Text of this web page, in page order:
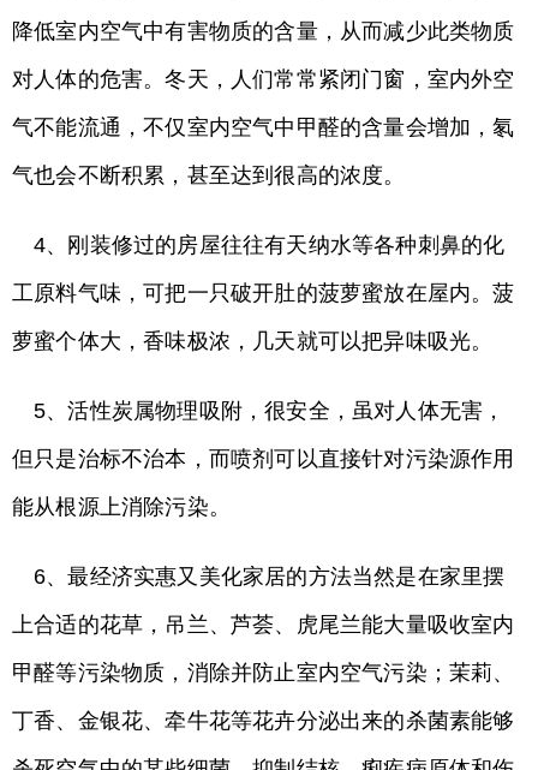
降低室内空气中有害物质的含量，从而减少此类物质
对人体的危害。冬天，人们常常紧闭门窗，室内外空
气不能流通，不仅室内空气中甲醛的含量会增加，氡
气也会不断积累，甚至达到很高的浓度。
4、刚装修过的房屋往往有天纳水等各种刺鼻的化
工原料气味，可把一只破开肚的菠萝蜜放在屋内。菠
萝蜜个体大，香味极浓，几天就可以把异味吸光。
5、活性炭属物理吸附，很安全，虽对人体无害，
但只是治标不治本，而喷剂可以直接针对污染源作用
能从根源上消除污染。
6、最经济实惠又美化家居的方法当然是在家里摆
上合适的花草，吊兰、芦荟、虎尾兰能大量吸收室内
甲醛等污染物质，消除并防止室内空气污染；茉莉、
丁香、金银花、牵牛花等花卉分泌出来的杀菌素能够